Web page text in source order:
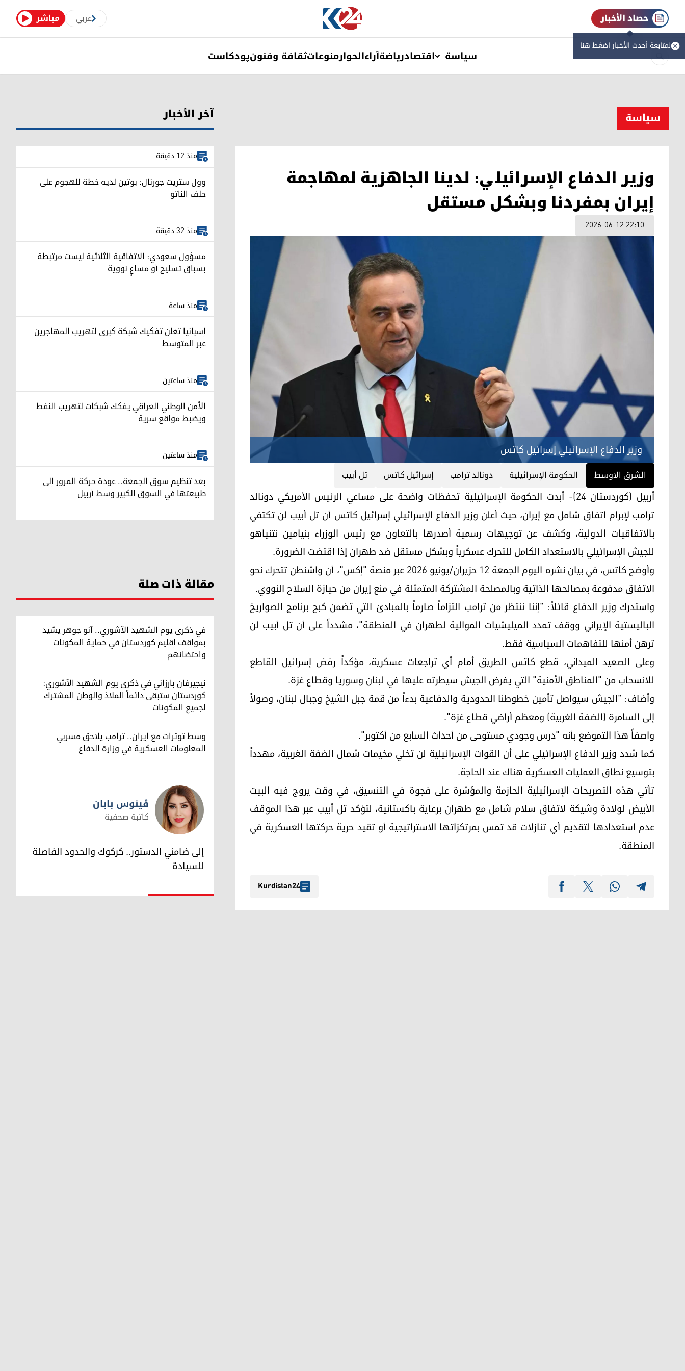
مباشر عربي حصاد الأخبار
لمتابعة أحدث الأخبار اضغط هنا
سیاسة اقتصادریاضةآراءالحوارمنوعاتثقافة وفنونپودکاست
سیاسة
وزير الدفاع الإسرائيلي: لدينا الجاهزية لمهاجمة
إيران بمفردنا وبشكل مستقل
2026-06-12 22:10
وزير الدفاع الإسرائيلي إسرائيل كاتس
الشرق الاوسط الحكومة الإسرائيلية دونالد ترامب إسرائيل كاتس تل أبيب
أربيل (كوردستان 24)- أبدت الحكومة الإسرائيلية تحفظات واضحة على مساعي الرئيس الأمريكي دونالد
ترامب لإبرام اتفاق شامل مع إيران، حيث أعلن وزير الدفاع الإسرائيلي إسرائيل كاتس أن تل أبيب لن تكتفي
بالاتفاقيات الدولية، وكشف عن توجيهات رسمية أصدرها بالتعاون مع رئيس الوزراء بنيامين نتنياهو
للجيش الإسرائيلي بالاستعداد الكامل للتحرك عسكرياً وبشكل مستقل ضد طهران إذا اقتضت الضرورة.
وأوضح كاتس، في بيان نشره اليوم الجمعة 12 حزيران/يونيو 2026 عبر منصة "إكس"، أن واشنطن تتحرك نحو
الاتفاق مدفوعة بمصالحها الذاتية وبالمصلحة المشتركة المتمثلة في منع إيران من حيازة السلاح النووي.
واستدرك وزير الدفاع قائلاً: "إننا ننتظر من ترامب التزاماً صارماً بالمبادئ التي تضمن كبح برنامج الصواريخ
الباليستية الإيراني ووقف تمدد الميليشيات الموالية لطهران في المنطقة"، مشدداً على أن تل أبيب لن
ترهن أمنها للتفاهمات السياسية فقط.
وعلى الصعيد الميداني، قطع كاتس الطريق أمام أي تراجعات عسكرية، مؤكداً رفض إسرائيل القاطع
للانسحاب من "المناطق الأمنية" التي يفرض الجيش سيطرته عليها في لبنان وسوريا وقطاع غزة.
وأضاف: "الجيش سيواصل تأمين خطوطنا الحدودية والدفاعية بدءاً من قمة جبل الشيخ وجبال لبنان، وصولاً
إلى السامرة (الضفة الغربية) ومعظم أراضي قطاع غزة".
واصفاً هذا التموضع بأنه "درس وجودي مستوحى من أحداث السابع من أكتوبر".
كما شدد وزير الدفاع الإسرائيلي على أن القوات الإسرائيلية لن تخلي مخيمات شمال الضفة الغربية، مهدداً
بتوسيع نطاق العمليات العسكرية هناك عند الحاجة.
تأتي هذه التصريحات الإسرائيلية الحازمة والمؤشرة على فجوة في التنسيق، في وقت يروج فيه البيت
الأبيض لولادة وشيكة لاتفاق سلام شامل مع طهران برعاية باكستانية، لتؤكد تل أبيب عبر هذا الموقف
عدم استعدادها لتقديم أي تنازلات قد تمس بمرتكزاتها الاستراتيجية أو تقيد حرية حركتها العسكرية في
المنطقة.
Kurdistan24
آخر الأخبار
منذ 12 دقيقة
وول ستريت جورنال: بوتين لديه خطة للهجوم على
حلف الناتو
منذ 32 دقيقة
مسؤول سعودي: الاتفاقية الثلاثية ليست مرتبطة
بسباق تسليح أو مساعٍ نووية
منذ ساعة
إسبانيا تعلن تفكيك شبكة كبرى لتهريب المهاجرين
عبر المتوسط
منذ ساعتين
الأمن الوطني العراقي يفكك شبكات لتهريب النفط
ويضبط مواقع سرية
منذ ساعتين
بعد تنظيم سوق الجمعة.. عودة حركة المرور إلى
طبيعتها في السوق الكبير وسط أربيل
مقالة ذات صلة
في ذكرى يوم الشهيد الآشوري.. آنو جوهر يشيد
بمواقف إقليم كوردستان في حماية المكونات
واحتضانهم
نيجيرفان بارزاني في ذكرى يوم الشهيد الآشوري:
كوردستان ستبقى دائماً الملاذ والوطن المشترك
لجميع المكونات
وسط توترات مع إيران.. ترامب يلاحق مسربي
المعلومات العسكرية في وزارة الدفاع
ڤینوس بابان
ڤینوس بابان
كاتبة صحفية
إلى ضامني الدستور.. كركوك والحدود الفاصلة
للسيادة